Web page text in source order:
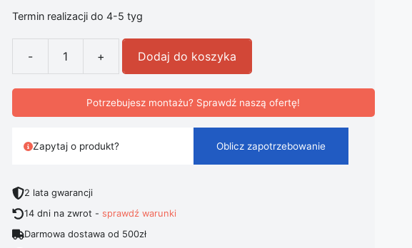
Termin realizacji do 4-5 tyg
-
ilość Lampa Sufitowa Artemide Discovery Vertical 70 Integralis czarny
+ Dodaj do koszyka
Potrzebujesz montażu? Sprawdź naszą ofertę!
Zapytaj o produkt? Oblicz zapotrzebowanie
2 lata gwarancji
14 dni na zwrot -sprawdź warunki
Darmowa dostawa od 500zł